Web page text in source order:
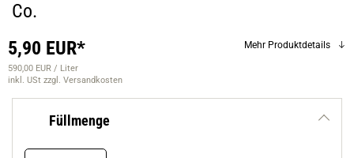
Co.
5,90 EUR*
590,00 EUR / Liter
inkl. USt zzgl. Versandkosten
Mehr Produktdetails
Füllmenge